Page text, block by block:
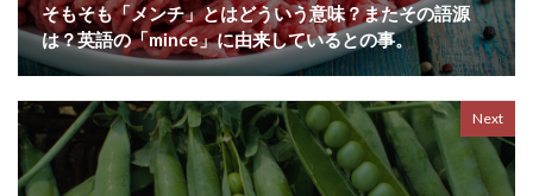
そもそも「メンチ」とはどういう意味？またその語源
は？英語の「mince」に由来しているとの事。
Next